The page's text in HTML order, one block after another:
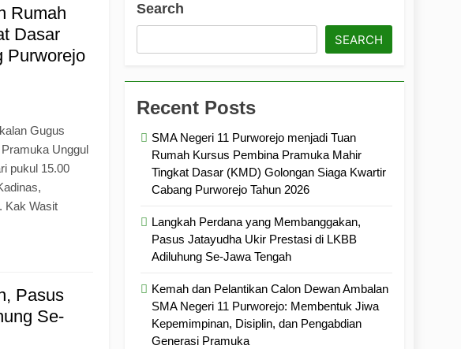
Generasi Pramuka
Rumah
Dasar
Purworejo
Gugus
Unggul
pukul 15.00
Kak Wasit
Pasus
Se-
Search
SEARCH
Recent Posts
SMA Negeri 11 Purworejo menjadi Tuan
Rumah Kursus Pembina Pramuka Mahir
Tingkat Dasar (KMD) Golongan Siaga Kwartir
Cabang Purworejo Tahun 2026
Langkah Perdana yang Membanggakan,
Pasus Jatayudha Ukir Prestasi di LKBB
Adiluhung Se-Jawa Tengah
Kemah dan Pelantikan Calon Dewan Ambalan
SMA Negeri 11 Purworejo: Membentuk Jiwa
Kepemimpinan, Disiplin, dan Pengabdian
Generasi Pramuka